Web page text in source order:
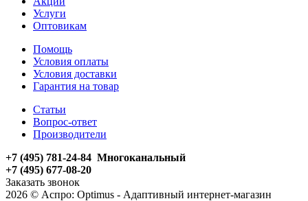
Услуги
Оптовикам
Помощь
Условия оплаты
Условия доставки
Гарантия на товар
Статьи
Вопрос-ответ
Производители
+7 (495) 781-24-84 Многоканальный
+7 (495) 677-08-20
Заказать звонок
2026 © Аспро: Optimus - Адаптивный интернет-магазин